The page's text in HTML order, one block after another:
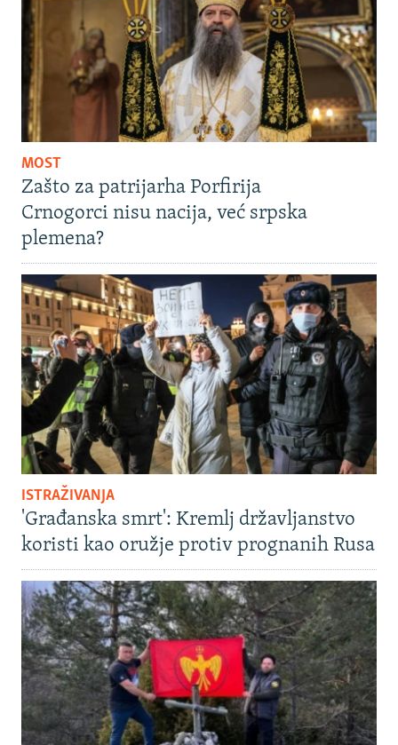
MOST
Zašto za patrijarha Porfirija
Crnogorci nisu nacija, već srpska
plemena?
ISTRAŽIVANJA
'Građanska smrt': Kremlj državljanstvo
koristi kao oružje protiv prognanih Rusa